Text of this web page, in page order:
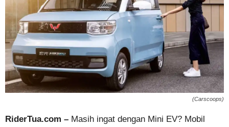
(Carscoops)
RiderTua.com – Masih ingat dengan Mini EV? Mobil